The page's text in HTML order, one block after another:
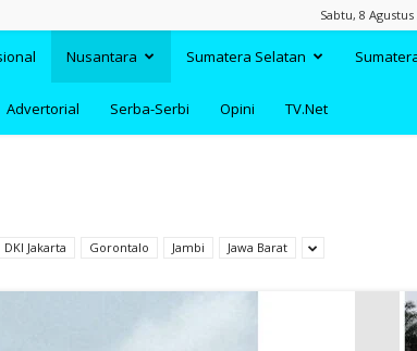
Sabtu, 8 Agustus
Nusantara Sumatera Selatan
Advertorial Serba-Serbi Opini TV.Net
DKI Jakarta Gorontalo Jambi Jawa Barat